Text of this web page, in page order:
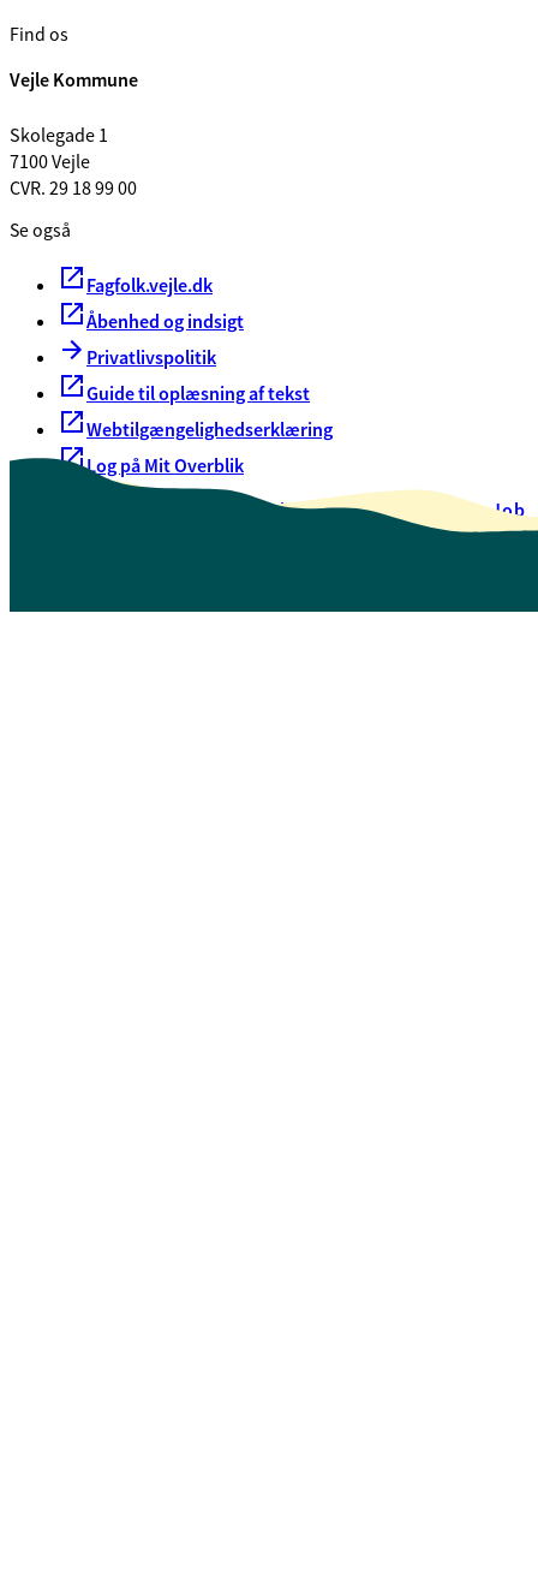
Find os
Vejle Kommune
Skolegade 1
7100 Vejle
CVR. 29 18 99 00
Se også
Fagfolk.vejle.dk
Åbenhed og indsigt
Privatlivspolitik
Guide til oplæsning af tekst
Webtilgængelighedserklæring
Log på Mit Overblik
Oversigt over selvbetjeningJob